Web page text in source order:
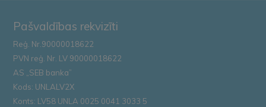
Pašvaldības rekvizīti
Reģ. Nr.90000018622
PVN reģ. Nr. LV 90000018622
AS „SEB banka”
Kods: UNLALV2X
Konts: LV58 UNLA 0025 0041 3033 5